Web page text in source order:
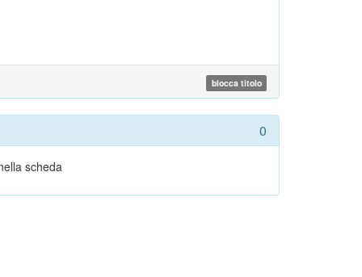
blocca titolo
0
scheda